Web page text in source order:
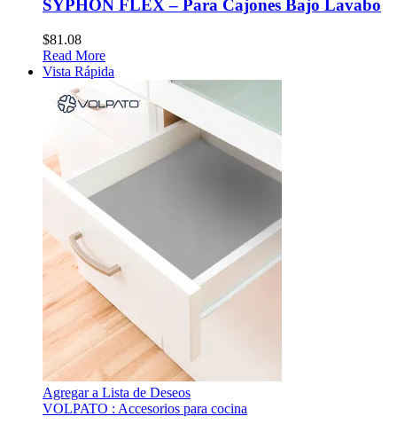
SYPHON FLEX – Para Cajones Bajo Lavabo
$81.08
Read More
Vista Rápida
Agregar a Lista de Deseos
VOLPATO : Accesorios para cocina